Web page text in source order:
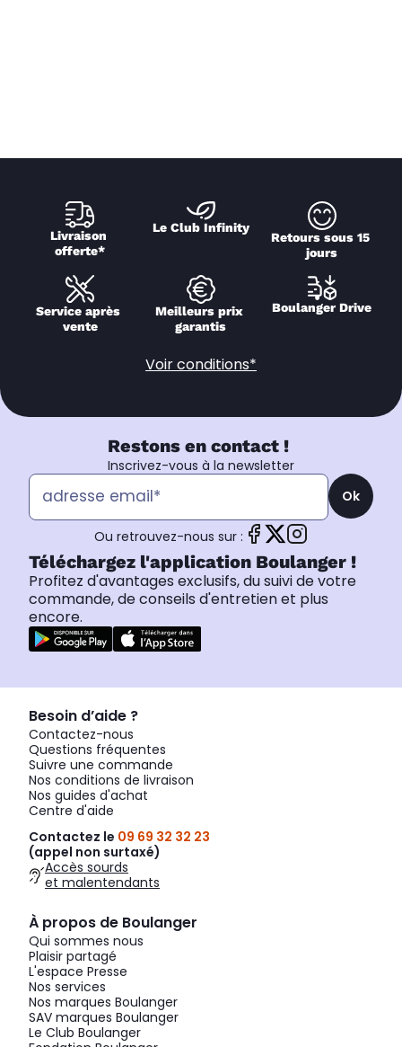
Livraison
offerte*
Le Club Infinity
Retours sous 15
jours
Service après
vente
Meilleurs prix
garantis
Boulanger Drive
Voir conditions*
Restons en contact !
Inscrivez-vous à la newsletter
Ok
Ou retrouvez-nous sur :
Téléchargez l'application Boulanger !
Profitez d'avantages exclusifs, du suivi de votre
commande, de conseils d'entretien et plus
encore.
Besoin d’aide ?
Contactez-nous
Questions fréquentes
Suivre une commande
Nos conditions de livraison
Nos guides d'achat
Centre d'aide
Contactez le 09 69 32 32 23
(appel non surtaxé)
Accès sourds
et malentendants
À propos de Boulanger
Qui sommes nous
Plaisir partagé
L'espace Presse
Nos services
Nos marques Boulanger
SAV marques Boulanger
Le Club Boulanger